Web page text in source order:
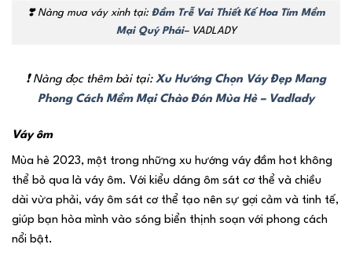
❣️ Nàng mua váy xinh tại: Đầm Trễ Vai Thiết Kế Hoa Tím Mềm
Mại Quý Phái– VADLADY
❗ Nàng đọc thêm bài tại: Xu Hướng Chọn Váy Đẹp Mang
Phong Cách Mềm Mại Chào Đón Mùa Hè – Vadlady
Váy ôm
Mùa hè 2023, một trong những xu hướng váy đầm hot không
thể bỏ qua là váy ôm. Với kiểu dáng ôm sát cơ thể và chiều
dài vừa phải, váy ôm sát cơ thể tạo nên sự gợi cảm và tinh tế,
giúp bạn hòa mình vào sóng biển thịnh soạn với phong cách
nổi bật.